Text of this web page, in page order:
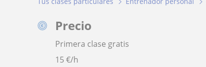
Precio
Primera clase gratis
15€/h